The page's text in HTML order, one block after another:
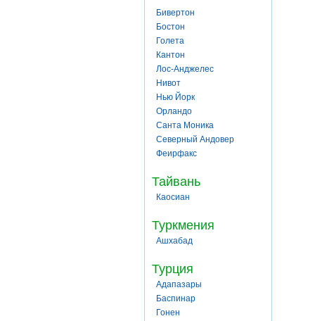
Бивертон
Бостон
Голета
Кантон
Лос-Анджелес
Нивот
Нью Йорк
Орландо
Санта Моника
Северный Андовер
Феирфакс
Тайвань
Каосиан
Туркмения
Ашхабад
Турция
Адапазары
Баспинар
Гонен